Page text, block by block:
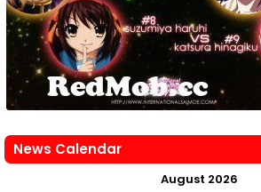
News Calendar
August 2026